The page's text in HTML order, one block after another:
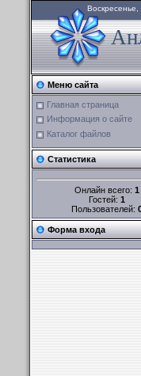
Меню сайта
Главная страница
Информация о сайте
Каталог файлов
Статистика
Онлайн всего: 1
Гостей: 1
Пользователей:
Форма входа